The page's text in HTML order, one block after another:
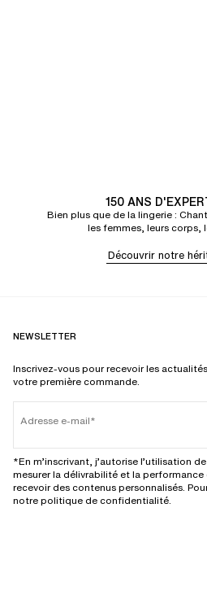
150 ANS
Bien plus que de la lingerie :
les femmes, leurs corps,
Découvrir notre
NEWSLETTER
Inscrivez-vous pour recevoir les
votre première commande.
Adresse e-mail
*En m’inscrivant, j’autorise l’utilisation
mesurer la délivrabilité et la
recevoir des contenus personnalisés.
notre politique de confidentialité.